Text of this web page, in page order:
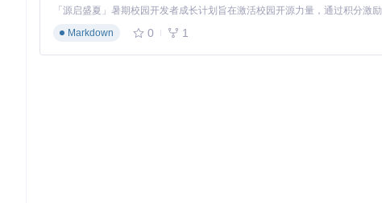
3. 应用下载：获取iOS安装包
Markdown
0 1